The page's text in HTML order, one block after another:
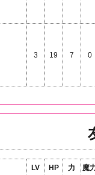
3 19 7 0
LV HP 力 魔